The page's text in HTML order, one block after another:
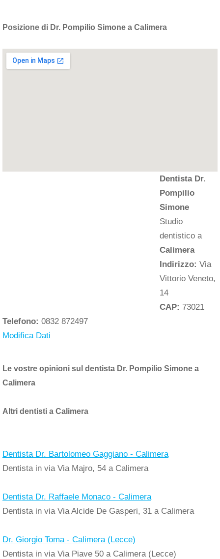
Posizione di Dr. Pompilio Simone a Calimera
Dentista Dr.
Pompilio
Simone
Studio
dentistico a
Calimera
Indirizzo: Via
Vittorio Veneto,
14
CAP: 73021
Telefono: 0832 872497
Modifica Dati
Le vostre opinioni sul dentista Dr. Pompilio Simone a
Calimera
Altri dentisti a Calimera
Dentista Dr. Bartolomeo Gaggiano - Calimera
Dentista in via Via Majro, 54 a Calimera
Dentista Dr. Raffaele Monaco - Calimera
Dentista in via Via Alcide De Gasperi, 31 a Calimera
Dr. Giorgio Toma - Calimera (Lecce)
Dentista in via Via Piave 50 a Calimera (Lecce)